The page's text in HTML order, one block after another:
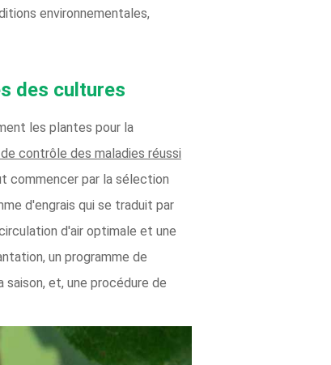
environnementales,
des cultures
les plantes pour la
contrôle des maladies réussi
commencer par la sélection
d'engrais qui se traduit par
d'air optimale et une
un programme de
et, une procédure de